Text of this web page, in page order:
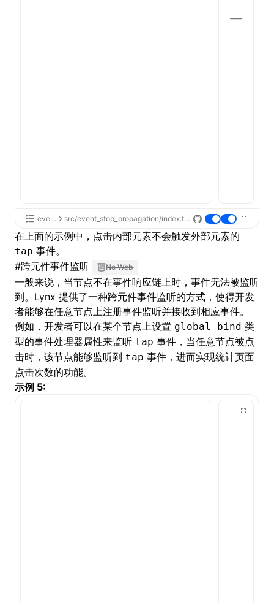
event src/event_stop_propagation/index.tsx
在上面的示例中，点击内部元素不会触发外部元素的
tap 事件。
#跨元件事件监听 No Web
一般来说，当节点不在事件响应链上时，事件无法被监听
到。Lynx 提供了一种跨元件事件监听的方式，使得开发
者能够在任意节点上注册事件监听并接收到相应事件。
例如，开发者可以在某个节点上设置 global-bind 类
型的事件处理器属性来监听 tap 事件，当任意节点被点
击时，该节点能够监听到 tap 事件，进而实现统计页面
点击次数的功能。
示例 5: